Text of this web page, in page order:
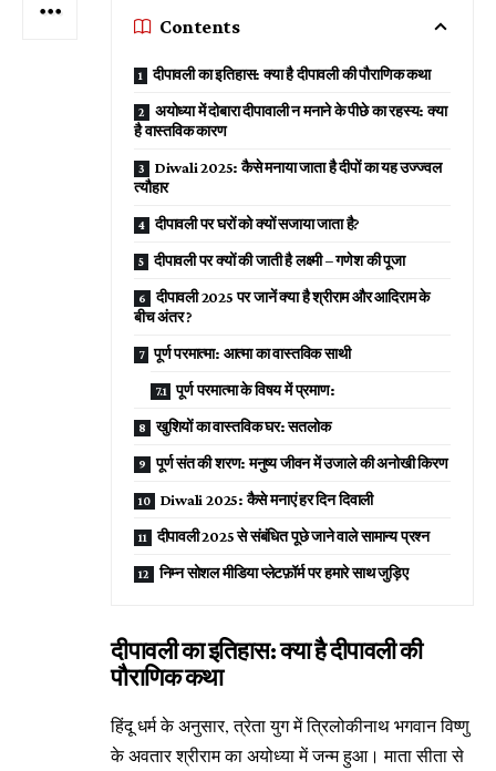
Contents
दीपावली का इतिहास: क्या है दीपावली की पौराणिक कथा
अयोध्या में दोबारा दीपावाली न मनाने के पीछे का रहस्य: क्या
है वास्तविक कारण
Diwali 2025: कैसे मनाया जाता है दीपों का यह उज्ज्वल
त्यौहार
दीपावली पर घरों को क्यों सजाया जाता है?
दीपावली पर क्यों की जाती है लक्ष्मी – गणेश की पूजा
दीपावली 2025 पर जानें क्या है श्रीराम और आदिराम के
बीच अंतर ?
पूर्ण परमात्मा: आत्मा का वास्तविक साथी
पूर्ण परमात्मा के विषय में प्रमाण:
खुशियों का वास्तविक घर: सतलोक
पूर्ण संत की शरण: मनुष्य जीवन में उजाले की अनोखी किरण
Diwali 2025: कैसे मनाएं हर दिन दिवाली
दीपावली 2025 से संबंधित पूछे जाने वाले सामान्य प्रश्न
निम्न सोशल मीडिया प्लेटफ़ॉर्म पर हमारे साथ जुड़िए
दीपावली का इतिहास: क्या है दीपावली की
पौराणिक कथा
हिंदू धर्म के अनुसार, त्रेता युग में त्रिलोकीनाथ भगवान विष्णु
के अवतार श्रीराम का अयोध्या में जन्म हुआ। माता सीता से